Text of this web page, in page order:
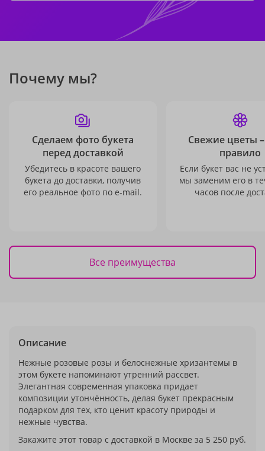
Почему мы?
Сделаем фото букета
перед доставкой
Убедитесь в красоте вашего
букета до доставки, получив
его реальное фото по e-mail.
Свежие цветы
правило
Если букет вас не
мы заменим его в
часов после
Все преимущества
Описание
Нежные розовые розы и белоснежные хризантемы в
этом букете напоминают утренний рассвет.
Элегантная современная упаковка придает
композиции утончённость, делая букет прекрасным
подарком для тех, кто ценит красоту природы и
нежные чувства.
Закажите этот товар с доставкой в Москве за 5 250 руб.